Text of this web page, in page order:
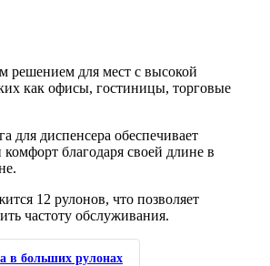
решением для мест с высокой
как офисы, гостиницы, торговые
для диспенсера обеспечивает
благодаря своей длине в
12 рулонов, что позволяет
частоту обслуживания.
в больших рулонах